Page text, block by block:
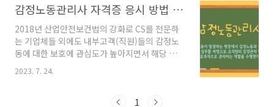
단 방법도 사전 숙지합니다. - 집..
많은 비가 내리는 것을 뜻하는데 특히 단시간에
많은 비가 올때를 말합니다. 평균적인 강우보다
많은 비를 쏟아내는 경우를 집중호우라 하며 연
관단어로 호우특보가 떠오를 것 입니다. 호우특
보가 예보되면 거주 지역에 영향을 주는 시기를
사전에 숙지하고 위험지역을 벗어나 안전한 곳으
감정노동관리사 자격증 응시 방법 시험 일정
2018년 산업안전보건법의 강화로 CS를 전문하
는 기업체들 외에도 내부고객(직원)들의 감정노
동에 대한 보호에 관심도가 높아지면서 해당 업
정노동관리사 자격증의 보유 유무 및 필요성이
시험일정에 대한 관심도 증가하고 있습니다. 감
2023. 7. 24.
1